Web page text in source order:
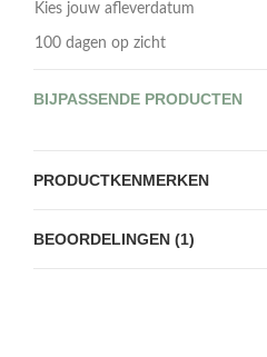
Kies jouw afleverdatum
100 dagen op zicht
BIJPASSENDE PRODUCTEN
PRODUCTKENMERKEN
BEOORDELINGEN (1)